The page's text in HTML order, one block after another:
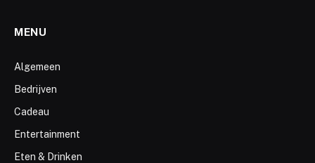
MENU
Algemeen
Bedrijven
Cadeau
Entertainment
Eten & Drinken